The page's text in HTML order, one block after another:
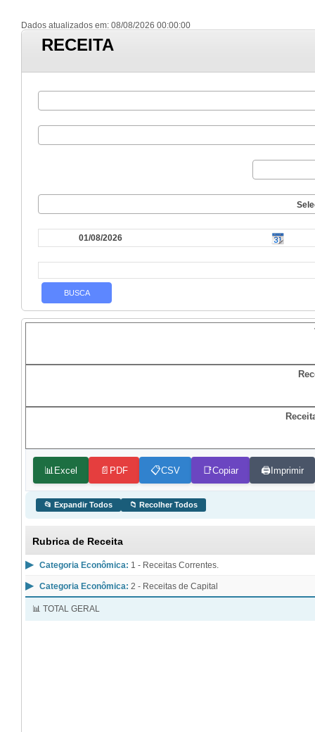
Dados atualizados em: 08/08/2026 00:00:00
RECEITA
📊 Excel 📄 PDF 📋CSV 📑Copiar 🖨️Imprimir
📂 Expandir Todos 📁 Recolher Todos
Rubrica de Receita
▶ Categoria Econômica: 1 - Receitas Correntes.
▶ Categoria Econômica: 2 - Receitas de Capital
📊 TOTAL GERAL